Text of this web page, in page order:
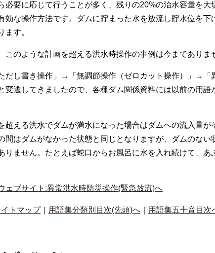
必要に応じて行うことが多く、残りの20%の治水容量を大
効な操作方法です。ダムに貯まった水を放流し貯水位を下
ます。
このような計画を超える洪水時操作の事例は今までありま
だし書き操作」→「無調節操作（ゼロカット操作）」→「
変遷してきましたので、各種ダム関係資料には以前の用
超える洪水でダムが満水になった場合はダムへの流入量が
間はダムがなかった状態と同じとなりますが、ダムのない
りません。たとえば蛇口からお風呂に水を入れ続けて、あ
ェブサイト:異常洪水時防災操作(緊急放流)へ
トマップ｜ 用語集分類別目次(先頭)へ 用語集五十音目次